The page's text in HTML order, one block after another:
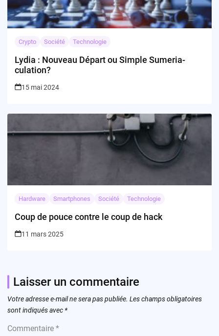
Crypto Société Technologie
Lydia : Nouveau Départ ou Simple Sumeria-
culation?
15 mai 2024
Hardware Smartphones Société Technologie
Coup de pouce contre le coup de hack
11 mars 2025
Laisser un commentaire
Votre adresse e-mail ne sera pas publiée. Les champs obligatoires
sont indiqués avec *
Commentaire *